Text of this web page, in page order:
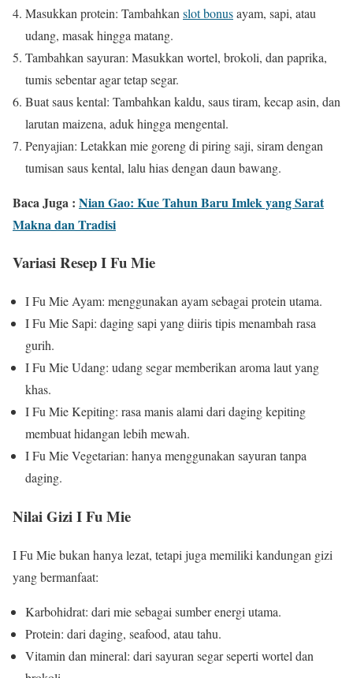
Masukkan protein: Tambahkan slot bonusayam, sapi, atau
udang, masak hingga matang.
Tambahkan sayuran: Masukkan wortel, brokoli, dan paprika,
tumis sebentar agar tetap segar.
Buat saus kental: Tambahkan kaldu, saus tiram, kecap asin, dan
larutan maizena, aduk hingga mengental.
Penyajian: Letakkan mie goreng di piring saji, siram dengan
tumisan saus kental, lalu hias dengan daun bawang.
Baca Juga : Nian Gao: Kue Tahun Baru Imlek yang Sarat
Makna dan Tradisi
Variasi Resep I Fu Mie
I Fu Mie Ayam: menggunakan ayam sebagai protein utama.
I Fu Mie Sapi: daging sapi yang diiris tipis menambah rasa
gurih.
I Fu Mie Udang: udang segar memberikan aroma laut yang
khas.
I Fu Mie Kepiting: rasa manis alami dari daging kepiting
membuat hidangan lebih mewah.
I Fu Mie Vegetarian: hanya menggunakan sayuran tanpa
daging.
Nilai Gizi I Fu Mie
I Fu Mie bukan hanya lezat, tetapi juga memiliki kandungan gizi
yang bermanfaat:
Karbohidrat: dari mie sebagai sumber energi utama.
Protein: dari daging, seafood, atau tahu.
Vitamin dan mineral: dari sayuran segar seperti wortel dan